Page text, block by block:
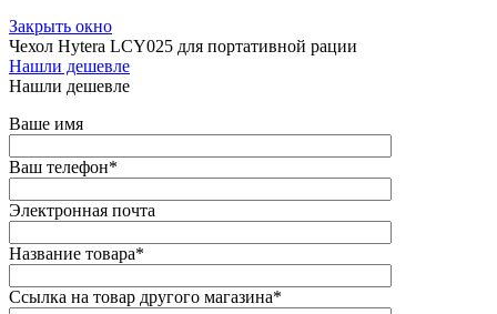
Закрыть окно
Чехол Hytera LCY025 для портативной рации
Нашли дешевле
Нашли дешевле
Ваше имя
Ваш телефон*
Электронная почта
Название товара*
Ссылка на товар другого магазина*